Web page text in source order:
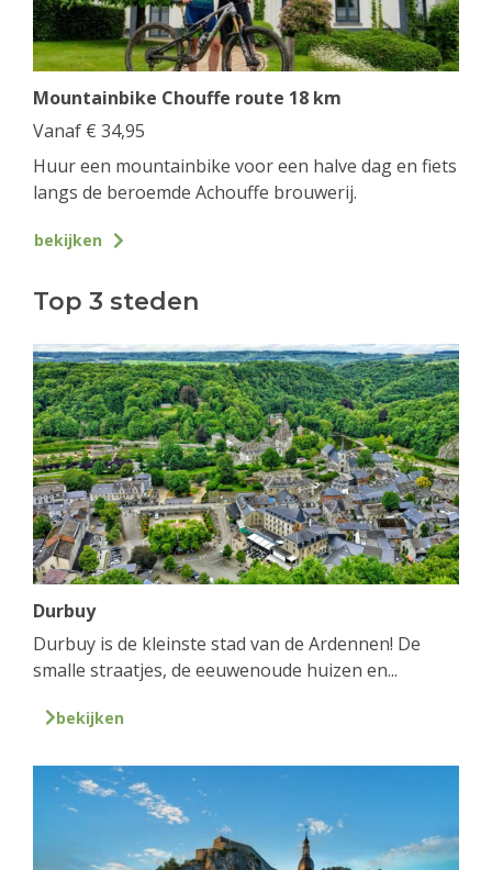
Mountainbike Chouffe route 18 km
Vanaf € 34,95
Huur een mountainbike voor een halve dag en fiets
langs de beroemde Achouffe brouwerij.
bekijken
Top 3 steden
Durbuy
Durbuy is de kleinste stad van de Ardennen! De
smalle straatjes, de eeuwenoude huizen en...
bekijken